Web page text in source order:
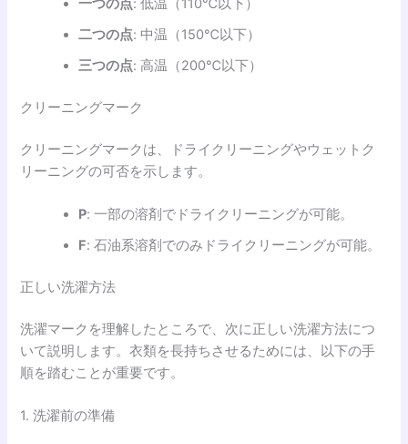
一つの点: 低温（110℃以下）
二つの点: 中温（150℃以下）
三つの点: 高温（200℃以下）
クリーニングマーク
クリーニングマークは、ドライクリーニングやウェットク
リーニングの可否を示します。
P: 一部の溶剤でドライクリーニングが可能。
F: 石油系溶剤でのみドライクリーニングが可能。
正しい洗濯方法
洗濯マークを理解したところで、次に正しい洗濯方法につ
いて説明します。衣類を長持ちさせるためには、以下の手
順を踏むことが重要です。
1. 洗濯前の準備